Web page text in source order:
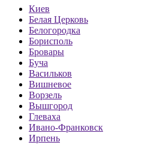
Киев
Белая Церковь
Белогородка
Борисполь
Бровары
Буча
Васильков
Вишневое
Ворзель
Вышгород
Глеваха
Ивано-Франковск
Ирпень